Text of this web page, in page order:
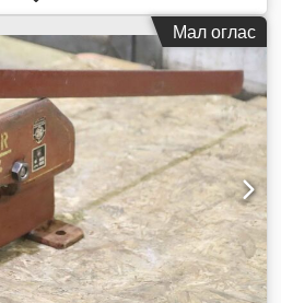
Мал оглас